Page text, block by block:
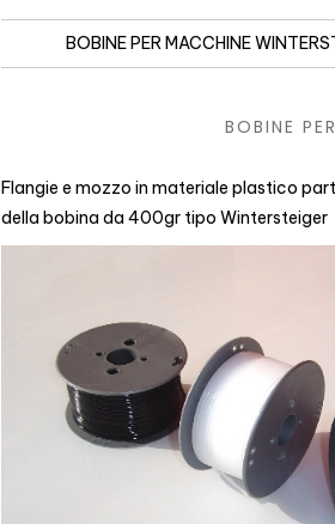
BOBINE PER MACCHINE
BOBINE
Flangie e mozzo in materiale plastico
della bobina da 400gr tipo Wintersteiger